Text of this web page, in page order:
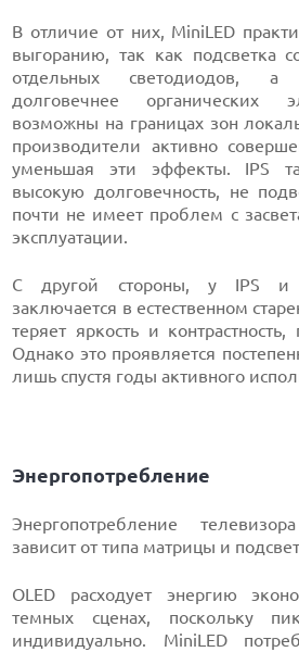
В отличие от них, MiniLED
выгоранию, так как подсветка
отдельных светодиодов,
долговечнее органических
возможны на границах зон
производители активно
уменьшая эти эффекты. IPS
высокую долговечность, не
почти не имеет проблем с
эксплуатации.
С другой стороны, у IPS и
заключается в естественном
теряет яркость и
Однако это проявляется
лишь спустя годы активного
Энергопотребление
Энергопотребление
зависит от типа матрицы и
OLED расходует энергию
темных сценах, поскольку
индивидуально. MiniLED